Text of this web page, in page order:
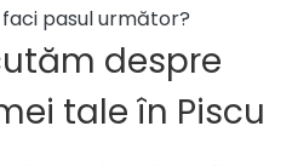
pasul următor?
despre
tale în Piscu